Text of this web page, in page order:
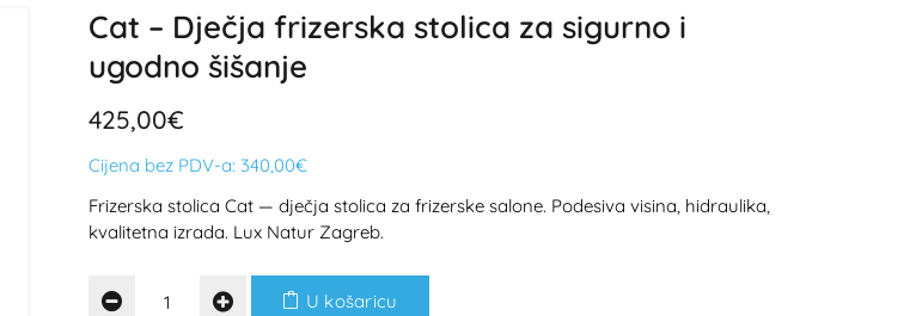
Cat – Dječja frizerska stolica za sigurno i
ugodno šišanje
425,00€
Cijena bez PDV-a: 340,00€
Frizerska stolica Cat — dječja stolica za frizerske salone. Podesiva visina, hidraulika,
kvalitetna izrada. Lux Natur Zagreb.
U košaricu